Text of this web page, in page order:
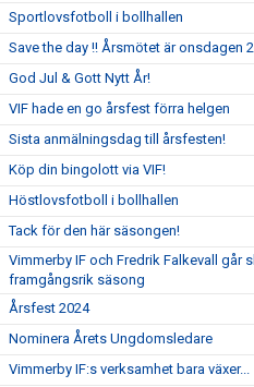
Sportlovsfotboll i bollhallen
Save the day !! Årsmötet är onsdagen
God Jul & Gott Nytt År!
VIF hade en go årsfest förra helgen
Sista anmälningsdag till årsfesten!
Köp din bingolott via VIF!
Höstlovsfotboll i bollhallen
Tack för den här säsongen!
Vimmerby IF och Fredrik Falkevall går
framgångsrik säsong
Årsfest 2024
Nominera Årets Ungdomsledare
Vimmerby IF:s verksamhet bara växer...